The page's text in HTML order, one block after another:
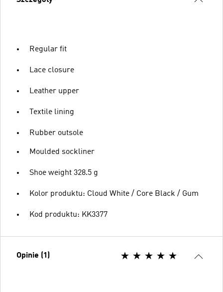
Regular fit
Lace closure
Leather upper
Textile lining
Rubber outsole
Moulded sockliner
Shoe weight 328.5 g
Kolor produktu: Cloud White / Core Black / Gum
Kod produktu: KK3377
Opinie (1)